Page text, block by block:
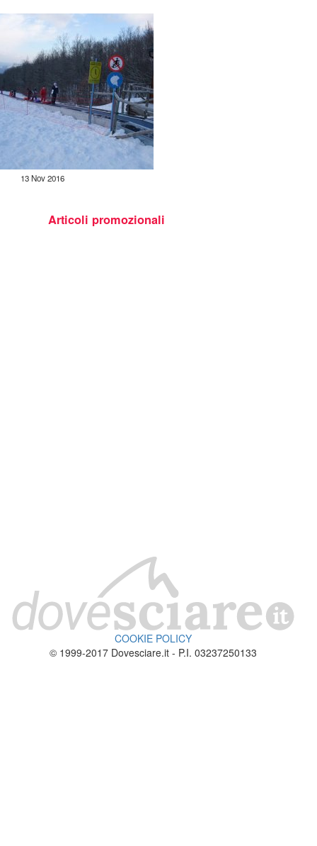
13 Nov 2016
COOKIE POLICY
© 1999-2017 Dovesciare.it - P.I. 03237250133